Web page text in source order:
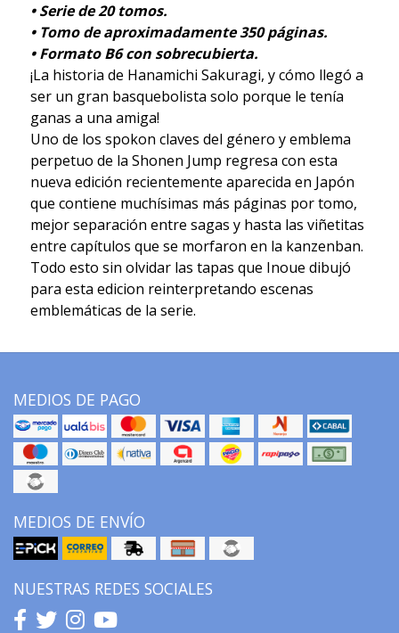
• Serie de 20 tomos.
• Tomo de aproximadamente 350 páginas.
• Formato B6 con sobrecubierta.
¡La historia de Hanamichi Sakuragi, y cómo llegó a
ser un gran basquebolista solo porque le tenía
ganas a una amiga!
Uno de los spokon claves del género y emblema
perpetuo de la Shonen Jump regresa con esta
nueva edición recientemente aparecida en Japón
que contiene muchísimas más páginas por tomo,
mejor separación entre sagas y hasta las viñetitas
entre capítulos que se morfaron en la kanzenban.
Todo esto sin olvidar las tapas que Inoue dibujó
para esta edicion reinterpretando escenas
emblemáticas de la serie.
MEDIOS DE PAGO
MEDIOS DE ENVÍO
NUESTRAS REDES SOCIALES